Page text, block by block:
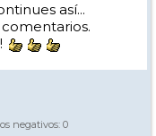
radio de giro es más
la máxima pendiente:
así...
negativos: 0